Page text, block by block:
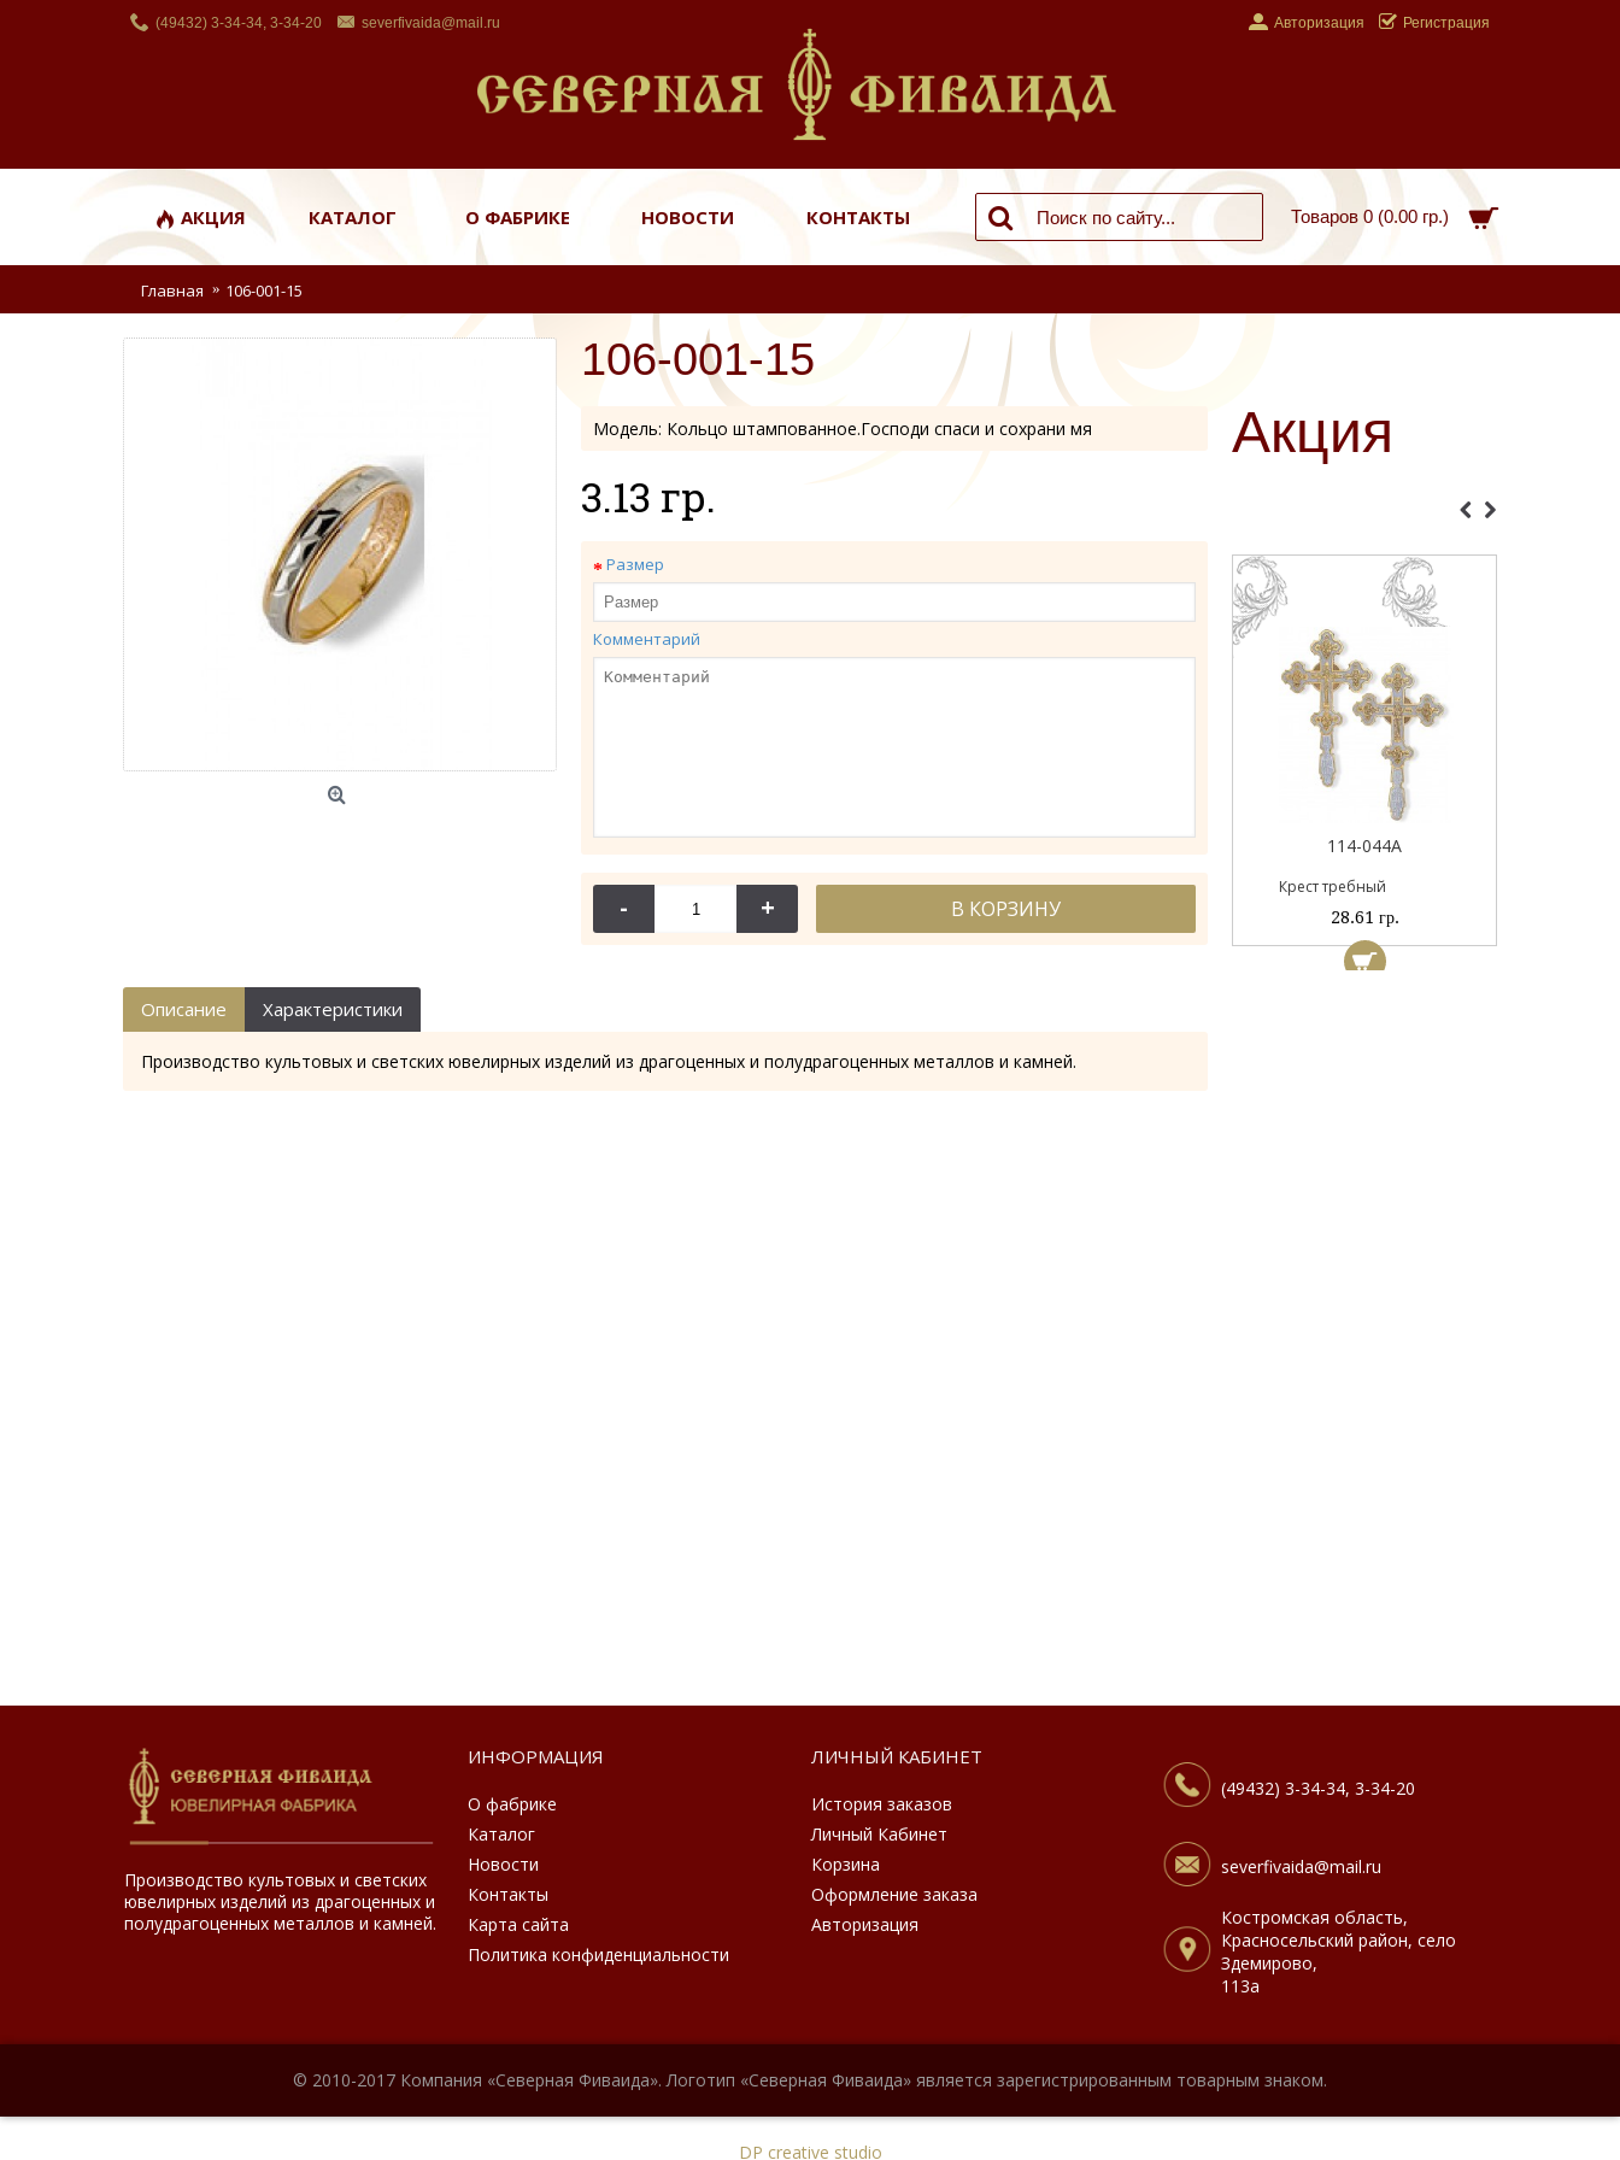
(49432) 3-34-34, 3-34-20 severfivaida@mail.ru Авторизация Регистрация
АКЦИЯ КАТАЛОГ О ФАБРИКЕ НОВОСТИ КОНТАКТЫ Товаров 0 (0.00 гр.)
Главная 106-001-15
Акция
Крест требный
28.53 гр.
114-044А
Крест требный
28.61 гр.
106-001-15
Модель: Кольцо штампованное.Господи спаси и сохрани мя
3.13 гр.
Размер
Комментарий
- + В КОРЗИНУ
Описание Характеристики
Производство культовых и светских ювелирных изделий из драгоценных и полудрагоценных металлов и камней.
Производство культовых и светских
ювелирных изделий из драгоценных и
полудрагоценных металлов и камней.
ИНФОРМАЦИЯ
О фабрике
Каталог
Новости
Контакты
Карта сайта
Политика конфиденциальности
ЛИЧНЫЙ КАБИНЕТ
История заказов
Личный Кабинет
Корзина
Оформление заказа
Авторизация
(49432) 3-34-34, 3-34-20
severfivaida@mail.ru
Костромская область,
Красносельский район, село
Здемирово,
113а
© 2010-2017 Компания «Северная Фиваида». Логотип «Северная Фиваида» является зарегистрированным товарным знаком.
DP creative studio